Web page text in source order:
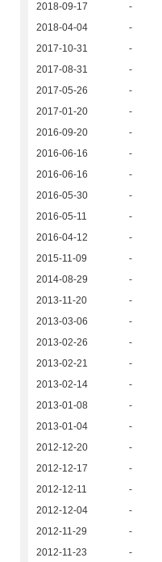
2018-09-17
-
2018-04-04
-
2017-10-31
-
2017-08-31
-
2017-05-26
-
2017-01-20
-
2016-09-20
-
2016-06-16
-
2016-06-16
-
2016-05-30
-
2016-05-11
-
2016-04-12
-
2015-11-09
-
2014-08-29
-
2013-11-20
-
2013-03-06
-
2013-02-26
-
2013-02-21
-
2013-02-14
-
2013-01-08
-
2013-01-04
-
2012-12-20
-
2012-12-17
-
2012-12-11
-
2012-12-04
-
2012-11-29
-
2012-11-23
-